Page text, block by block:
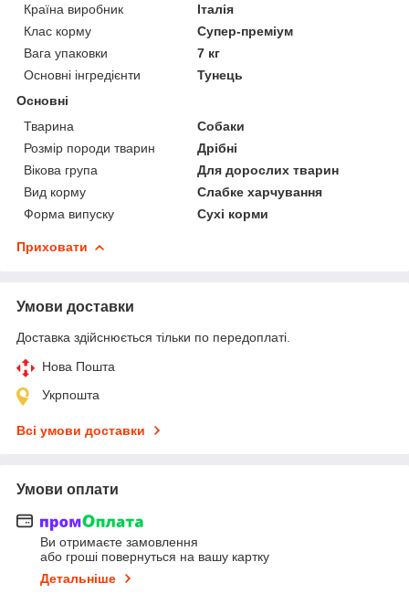
Країна виробник
Італія
Клас корму
Супер-преміум
Вага упаковки
7 кг
Основні інгредієнти
Тунець
Основні
Тварина
Собаки
Розмір породи тварин
Дрібні
Вікова група
Для дорослих тварин
Вид корму
Слабке харчування
Форма випуску
Сухі корми
Приховати
Умови доставки
Доставка здійснюється тільки по передоплаті.
Нова Пошта
Укрпошта
Всі умови доставки
Умови оплати
Ви отримаєте замовлення
або гроші повернуться на вашу картку
Детальніше